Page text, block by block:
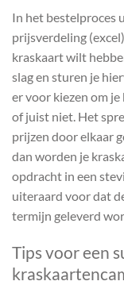
In het bestelproces
prijsverdeling
kraskaart wilt
slag en sturen je
er voor kiezen om
of juist niet. Het
prijzen door elkaar
dan worden je
opdracht in een
uiteraard voor dat
termijn geleverd
Tips voor een